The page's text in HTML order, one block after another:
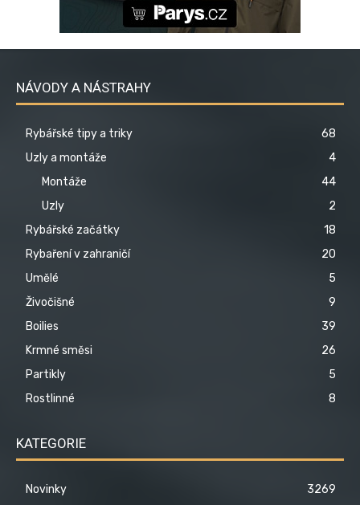
NÁVODY A NÁSTRAHY
Rybářské tipy a triky
68
Uzly a montáže
4
Montáže
44
Uzly
2
Rybářské začátky
18
Rybaření v zahraničí
20
Umělé
5
Živočišné
9
Boilies
39
Krmné směsi
26
Partikly
5
Rostlinné
8
KATEGORIE
Novinky
3269